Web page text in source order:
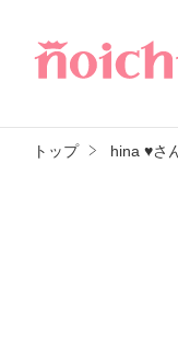
トップ hina ♥さ